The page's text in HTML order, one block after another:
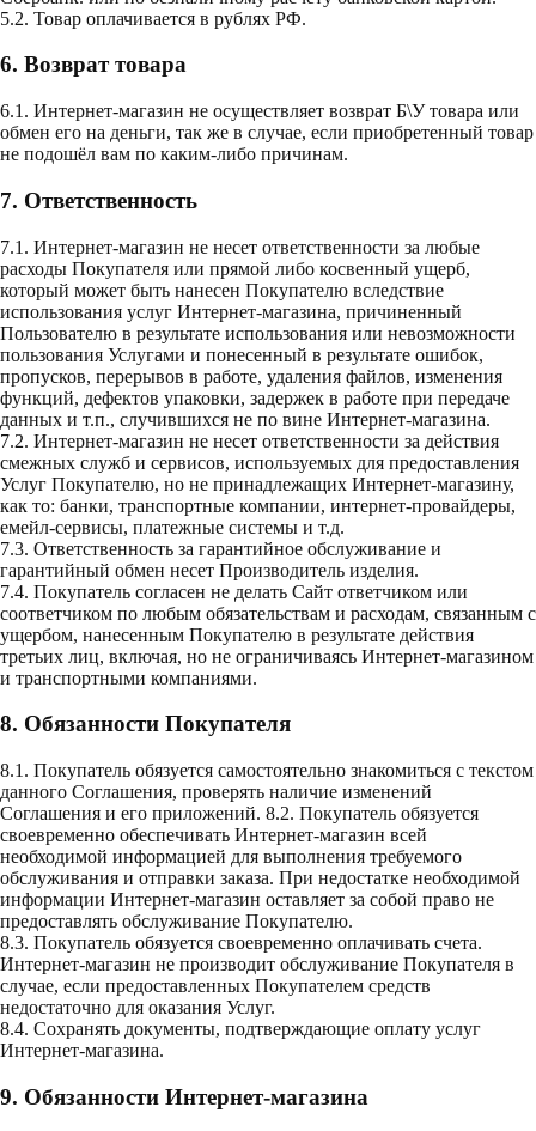
5.2. Товар оплачивается в рублях РФ.
6. Возврат товара
6.1. Интернет-магазин не осуществляет возврат Б\У товара или
обмен его на деньги, так же в случае, если приобретенный товар
не подошёл вам по каким-либо причинам.
7. Ответственность
7.1. Интернет-магазин не несет ответственности за любые
расходы Покупателя или прямой либо косвенный ущерб,
который может быть нанесен Покупателю вследствие
использования услуг Интернет-магазина, причиненный
Пользователю в результате использования или невозможности
пользования Услугами и понесенный в результате ошибок,
пропусков, перерывов в работе, удаления файлов, изменения
функций, дефектов упаковки, задержек в работе при передаче
данных и т.п., случившихся не по вине Интернет-магазина.
7.2. Интернет-магазин не несет ответственности за действия
смежных служб и сервисов, используемых для предоставления
Услуг Покупателю, но не принадлежащих Интернет-магазину,
как то: банки, транспортные компании, интернет-провайдеры,
емейл-сервисы, платежные системы и т.д.
7.3. Ответственность за гарантийное обслуживание и
гарантийный обмен несет Производитель изделия.
7.4. Покупатель согласен не делать Сайт ответчиком или
соответчиком по любым обязательствам и расходам, связанным с
ущербом, нанесенным Покупателю в результате действия
третьих лиц, включая, но не ограничиваясь Интернет-магазином
и транспортными компаниями.
8. Обязанности Покупателя
8.1. Покупатель обязуется самостоятельно знакомиться с текстом
данного Соглашения, проверять наличие изменений
Соглашения и его приложений. 8.2. Покупатель обязуется
своевременно обеспечивать Интернет-магазин всей
необходимой информацией для выполнения требуемого
обслуживания и отправки заказа. При недостатке необходимой
информации Интернет-магазин оставляет за собой право не
предоставлять обслуживание Покупателю.
8.3. Покупатель обязуется своевременно оплачивать счета.
Интернет-магазин не производит обслуживание Покупателя в
случае, если предоставленных Покупателем средств
недостаточно для оказания Услуг.
8.4. Сохранять документы, подтверждающие оплату услуг
Интернет-магазина.
9. Обязанности Интернет-магазина